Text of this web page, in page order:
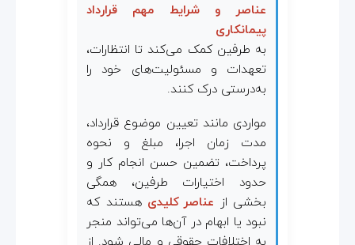
عناصر و شرایط مهم قرارداد
پیمانکاری
به طرفین کمک می‌کند تا انتظارات،
تعهدات و مسئولیت‌های خود را
به‌درستی درک کنند.
مواردی مانند تعیین موضوع قرارداد،
مدت زمان اجرا، مبلغ و نحوه
پرداخت، تضمین حسن انجام کار و
حدود اختیارات طرفین، همگی
بخشی از عناصر کلیدی هستند که
نبود یا ابهام در آن‌ها می‌تواند منجر